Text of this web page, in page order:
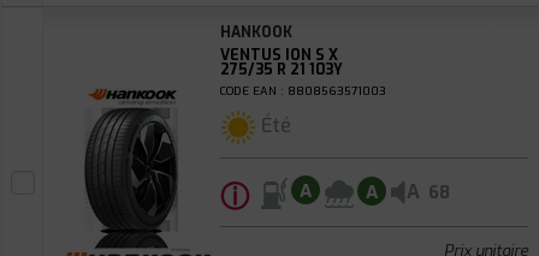
HANKOOK
VENTUS ION S X
275/35 R 21 103Y
CODE EAN : 8808563571003
Été
ⓘ A A A 68
Prix unitaire